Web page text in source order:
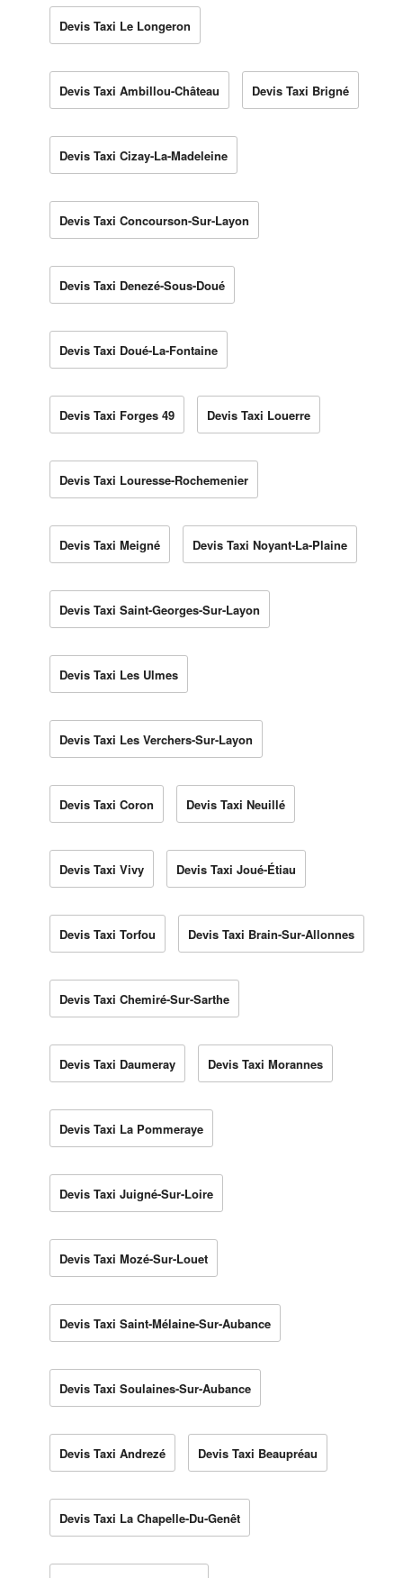
Devis Taxi Le Longeron
Devis Taxi Ambillou-Château Devis Taxi Brigné
Devis Taxi Cizay-La-Madeleine
Devis Taxi Concourson-Sur-Layon
Devis Taxi Denezé-Sous-Doué
Devis Taxi Doué-La-Fontaine
Devis Taxi Forges 49 Devis Taxi Louerre
Devis Taxi Louresse-Rochemenier
Devis Taxi Meigné Devis Taxi Noyant-La-Plaine
Devis Taxi Saint-Georges-Sur-Layon
Devis Taxi Les Ulmes
Devis Taxi Les Verchers-Sur-Layon
Devis Taxi Coron Devis Taxi Neuillé
Devis Taxi Vivy Devis Taxi Joué-Étiau
Devis Taxi Torfou Devis Taxi Brain-Sur-Allonnes
Devis Taxi Chemiré-Sur-Sarthe
Devis Taxi Daumeray Devis Taxi Morannes
Devis Taxi La Pommeraye
Devis Taxi Juigné-Sur-Loire
Devis Taxi Mozé-Sur-Louet
Devis Taxi Saint-Mélaine-Sur-Aubance
Devis Taxi Soulaines-Sur-Aubance
Devis Taxi Andrezé Devis Taxi Beaupréau
Devis Taxi La Chapelle-Du-Genêt